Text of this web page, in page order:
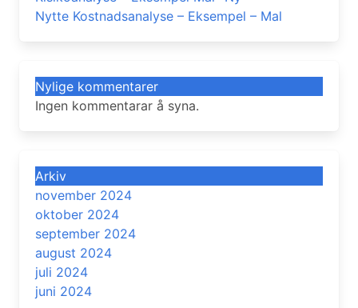
Nytte Kostnadsanalyse – Eksempel – Mal
Nylige kommentarer
Ingen kommentarar å syna.
Arkiv
november 2024
oktober 2024
september 2024
august 2024
juli 2024
juni 2024